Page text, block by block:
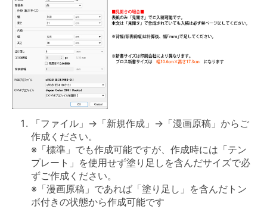
「ファイル」→「新規作成」→「漫画原稿」からご
作成ください。
※「標準」でも作成可能ですが、作成時には「テン
プレート」を使用せず塗り足しを含んだサイズで必
ずご作成ください。
※「漫画原稿」であれば「塗り足し」を含んだトン
ボ付きの状態から作成可能です